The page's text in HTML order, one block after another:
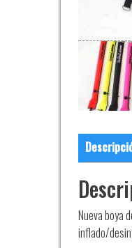
Nueva boya
inflado/